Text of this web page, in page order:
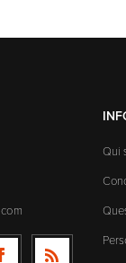
Qui